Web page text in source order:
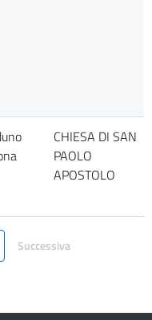
CHIESA DI SAN
PAOLO
APOSTOLO
Pagina
Successiva